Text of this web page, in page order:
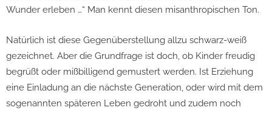
Wunder erleben …“ Man kennt diesen misanthropischen Ton.
Natürlich ist diese Gegenüberstellung allzu schwarz-weiß
gezeichnet. Aber die Grundfrage ist doch, ob Kinder freudig
begrüßt oder mißbilligend gemustert werden. Ist Erziehung
eine Einladung an die nächste Generation, oder wird mit dem
sogenannten späteren Leben gedroht und zudem noch